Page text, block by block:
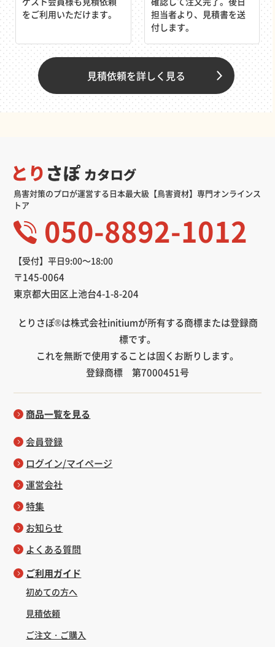
をご利用いただけます。
担当者より、見積書を送
付します。
見積依頼を詳しく見る
鳥害対策のプロが運営する日本最大級【鳥害資材】専門オンラインス
トア
050-8892-1012
【受付】平日9:00～18:00
〒145-0064
東京都大田区上池台4-1-8-204
とりさぽ®は株式会社initiumが所有する商標または登録商
標です。
これを無断で使用することは固くお断りします。
登録商標 第7000451号
商品一覧を見る
会員登録
ログイン/マイページ
運営会社
特集
お知らせ
よくある質問
ご利用ガイド
初めての方へ
見積依頼
ご注文・ご購入